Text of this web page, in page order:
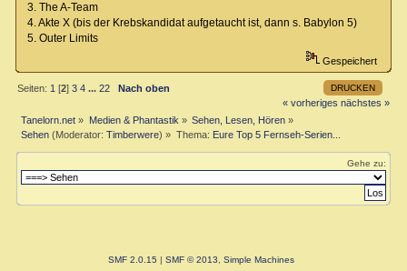
3. The A-Team
4. Akte X (bis der Krebskandidat aufgetaucht ist, dann s. Babylon 5)
5. Outer Limits
Gespeichert
DRUCKEN
Seiten:1 [2]3 4 ...22
Nach oben
« vorheriges nächstes »
Tanelorn.net » Medien & Phantastik » Sehen, Lesen, Hören »
Sehen (Moderator:Timberwere) » Thema: Eure Top 5 Fernseh-Serien...
Gehe zu:
SMF 2.0.15 | SMF © 2013
Simple Machines